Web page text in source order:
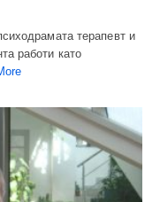
терапевт и
работи като